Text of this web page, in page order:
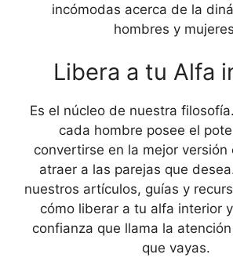
incómodas acerca de la
hombres y
Libera a tu Alfa
Es el núcleo de nuestra
cada hombre posee el
convertirse en la mejor versión
atraer a las parejas que
nuestros artículos, guías y
cómo liberar a tu alfa interior
confianza que llama la
que vayas.